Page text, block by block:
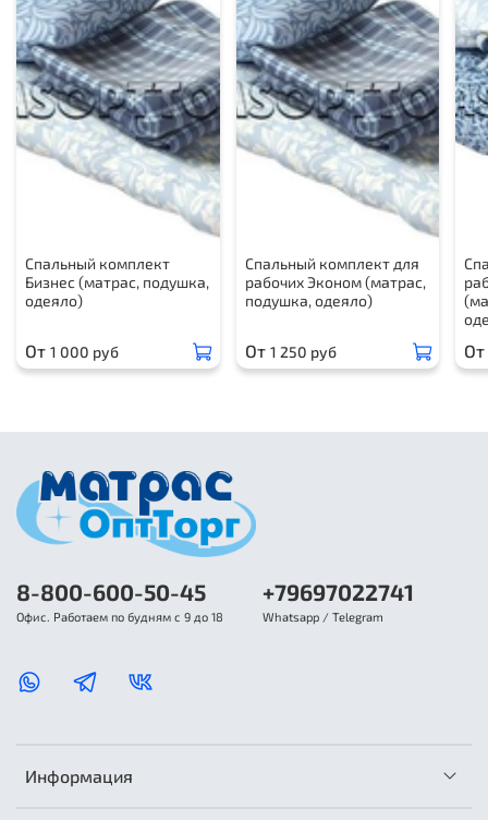
Спальный комплект
Бизнес (матрас, подушка,
одеяло)
От 1 000 руб
Спальный комплект для
рабочих Эконом (матрас,
подушка, одеяло)
От 1 250 руб От
Информация
8-800-600-50-45
Офис. Работаем по будням с 9 до 18
+79697022741
Whatsapp / Telegram